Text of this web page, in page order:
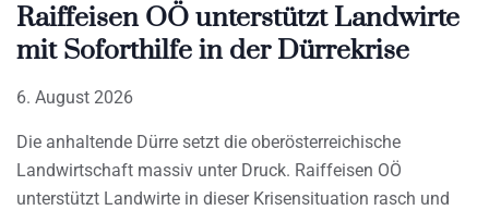
Raiffeisen OÖ unterstützt Landwirte
mit Soforthilfe in der Dürrekrise
6. August 2026
Die anhaltende Dürre setzt die oberösterreichische
Landwirtschaft massiv unter Druck. Raiffeisen OÖ
unterstützt Landwirte in dieser Krisensituation rasch und